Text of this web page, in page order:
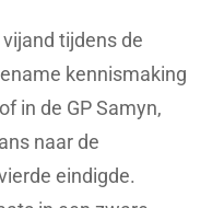
tijdens de
kennismaking
in de GP Samyn,
naar de
eindigde.